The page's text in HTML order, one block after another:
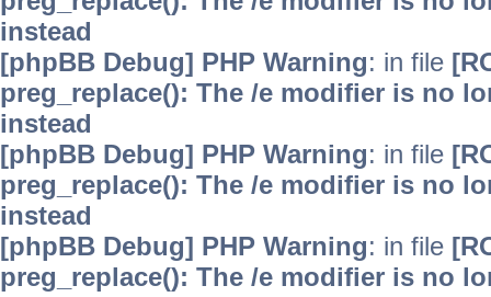
instead
[phpBB Debug] PHP Warning: in file
preg_replace(): The /e modifier is no
instead
[phpBB Debug] PHP Warning: in file
preg_replace(): The /e modifier is no
instead
[phpBB Debug] PHP Warning: in file
preg_replace(): The /e modifier is no